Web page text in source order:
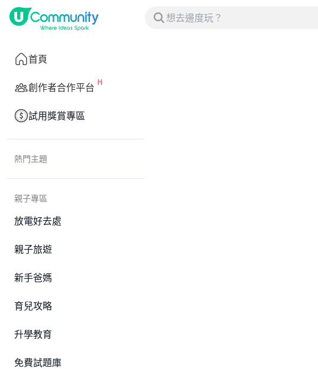
首頁
創作者合作平台
試用獎賞專區
熱門主題
親子專區
放電好去處
親子旅遊
新手爸媽
育兒攻略
升學教育
免費試題庫